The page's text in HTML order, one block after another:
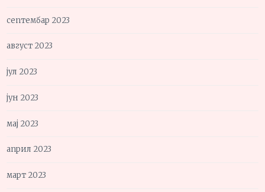
септембар 2023
август 2023
јул 2023
јун 2023
мај 2023
април 2023
март 2023